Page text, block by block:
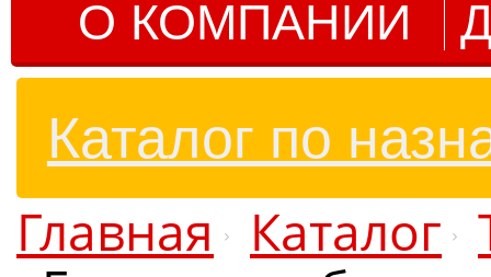
О КОМПАНИИ
Каталог по
Главная Каталог